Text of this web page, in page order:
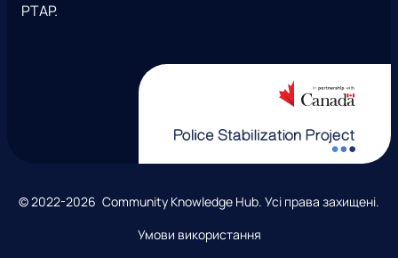
PTAP.
© 2022-2026 Community Knowledge Hub. Усі права захищені.
Умови використання